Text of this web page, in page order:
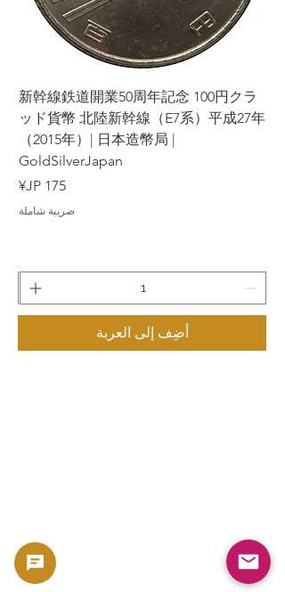
新幹線鉄道開業50周年記念 100円クラ
ッド貨幣 北陸新幹線（E7系）平成27年
（2015年）| 日本造幣局 |
GoldSilverJapan
السعر
ضريبة شاملة
أضِف إلى العربة